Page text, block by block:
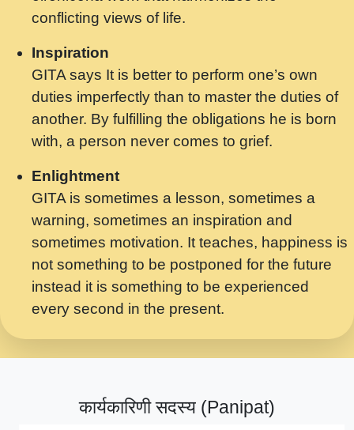
मन बध लय परम वल कगन Special Shyam
Saawariya.mp3
मर गनय न अपरध लडडल शर रध.... Shri
ravinandan shastri ji maharaj.mp3
मेरे मन हरी का ध्यान लगा - भजन भाव - 2018 -
Rishikesh - Swami Gyananand Ji
Maharaj.mp3
यह हसरत तलब ह नकज कमर Yahi Hasraten
Talab Hai Bhav Pravah #bhajan.mp3
लडल ज बल ल क ज न लग Sadhvi Purnima Ji
7.9.2021 जवल नगर दलल #बसर.mp3
सख भ मझ पयर ह दख भ मझ पयर ह!छड म कस दत
सपरहट भजन 2021 - तर अखय ह जद भर बहर ज म
सपरहट शयम भजन - जय जय शयम जय जय शयम
conflicting views of life.
Inspiration
GITA says It is better to perform one’s own
duties imperfectly than to master the duties of
another. By fulfilling the obligations he is born
with, a person never comes to grief.
Enlightment
GITA is sometimes a lesson, sometimes a
warning, sometimes an inspiration and
sometimes motivation. It teaches, happiness is
not something to be postponed for the future
instead it is something to be experienced
every second in the present.
कार्यकारिणी सदस्य (Panipat)